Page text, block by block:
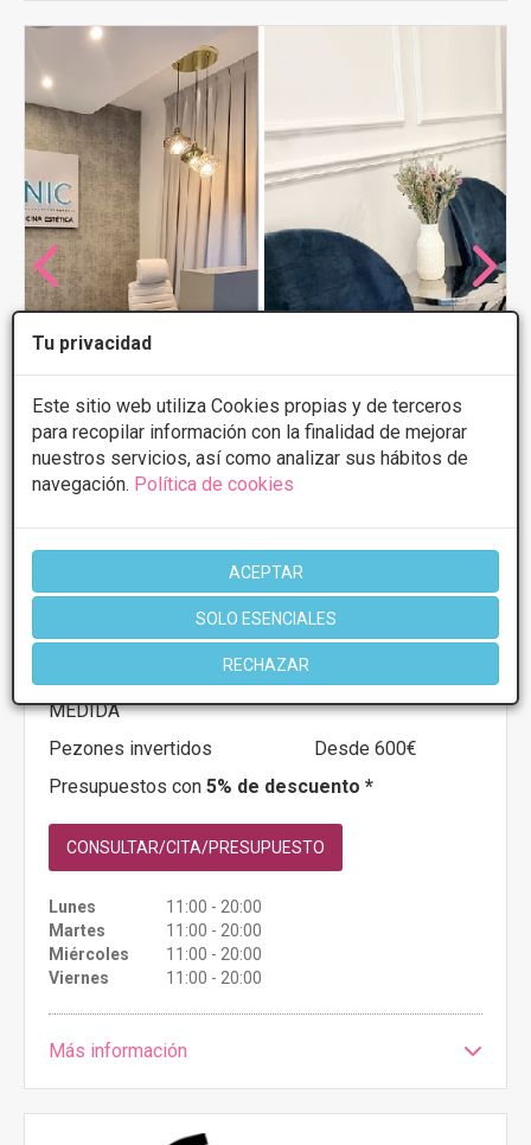
Tu privacidad
Este sitio web utiliza Cookies propias y de terceros
para recopilar información con la finalidad de mejorar
nuestros servicios, así como analizar sus hábitos de
navegación. Política de cookies
ACEPTAR
SOLO ESENCIALES
RECHAZAR
10 Opiniones
Calle Padre Damián 41, Madrid
PRIMERA CONSULTA GRATUITA & FINANCIACIÓN A
MEDIDA
Pezones invertidos
Desde 600€
Presupuestos con 5% de descuento *
CONSULTAR/CITA/PRESUPUESTO
Lunes
11:00 - 20:00
Martes
11:00 - 20:00
Miércoles
11:00 - 20:00
Viernes
11:00 - 20:00
Más información